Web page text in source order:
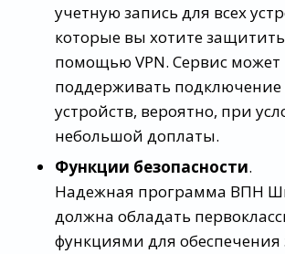
учетную запись для всех
которые вы хотите
помощью VPN. Сервис может
поддерживать подключение
устройств, вероятно, при
небольшой доплаты.
Функции безопасности.
Надежная программа ВПН
должна обладать
функциями для